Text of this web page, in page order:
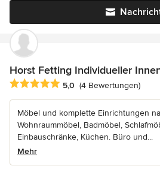
Horst Fetting Individueller
Durchschnittliche Bewertung: 5 von
5,0 (4 Bewertungen)
Möbel und komplette Einrichtungen
Wohnraummöbel, Badmöbel,
Einbauschränke, Küchen. Büro und...
Mehr